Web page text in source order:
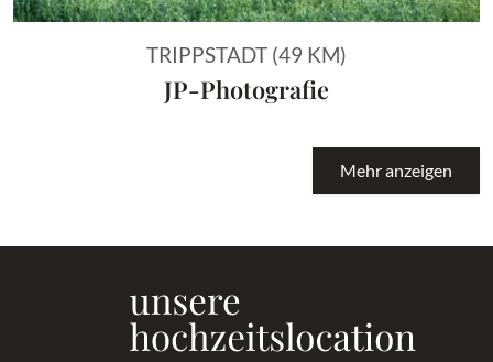
TRIPPSTADT (49 KM)
JP-Photografie
Mehr anzeigen